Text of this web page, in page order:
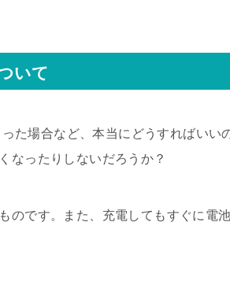
いて
た場合など、本当にどうすればいい
なったりしないだろうか？
のです。また、充電してもすぐに電